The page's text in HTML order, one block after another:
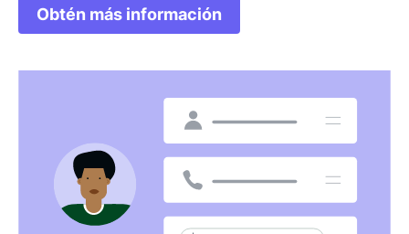
Obtén más información